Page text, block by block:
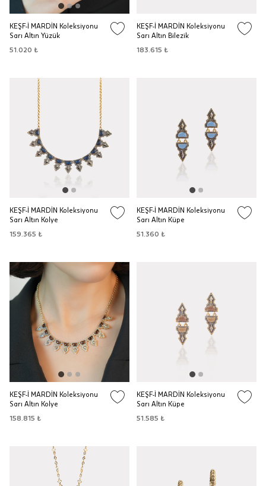
KEŞF-İ MARDİN Koleksiyonu
Sarı Altın Yüzük
51.020 ₺
KEŞF-İ MARDİN Koleksiyonu
Sarı Altın Bilezik
183.615 ₺
KEŞF-İ MARDİN Koleksiyonu
Sarı Altın Kolye
159.365 ₺
KEŞF-İ MARDİN Koleksiyonu
Sarı Altın Küpe
51.360 ₺
KEŞF-İ MARDİN Koleksiyonu
Sarı Altın Kolye
158.815 ₺
KEŞF-İ MARDİN Koleksiyonu
Sarı Altın Küpe
51.585 ₺